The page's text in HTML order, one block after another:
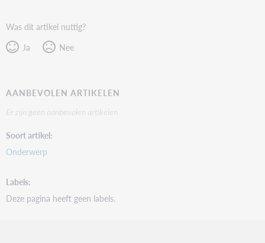
Was dit artikel nuttig?
Ja
Nee
AANBEVOLEN ARTIKELEN
Er zijn geen aanbevolen artikelen
Soort artikel
Onderwerp
Labels
Deze pagina heeft geen labels.